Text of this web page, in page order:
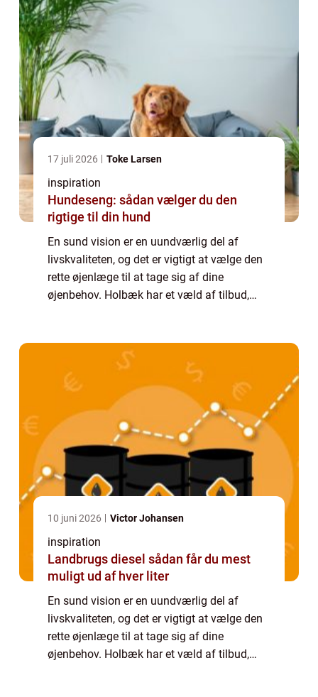
17 juli 2026 Toke Larsen
inspiration
Hundeseng: sådan vælger du den
rigtige til din hund
En sund vision er en uundværlig del af
livskvaliteten, og det er vigtigt at vælge den
rette øjenlæge til at tage sig af dine
øjenbehov. Holbæk har et væld af tilbud,
10 juni 2026 Victor Johansen
inspiration
Landbrugs diesel sådan får du mest
muligt ud af hver liter
En sund vision er en uundværlig del af
livskvaliteten, og det er vigtigt at vælge den
rette øjenlæge til at tage sig af dine
øjenbehov. Holbæk har et væld af tilbud,